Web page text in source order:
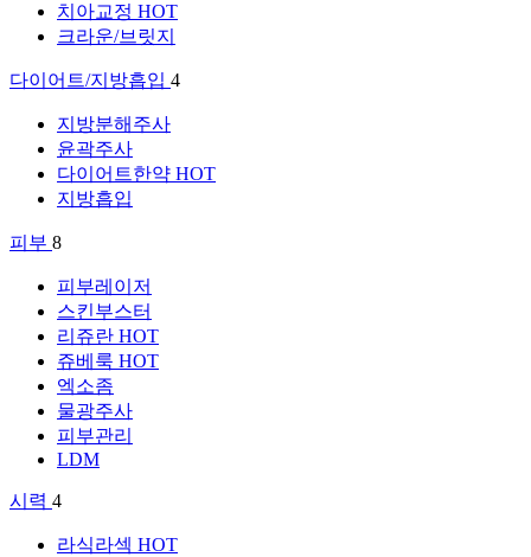
치아교정 HOT
크라운/브릿지
다이어트/지방흡입 4
지방분해주사
윤곽주사
다이어트한약 HOT
지방흡입
피부 8
피부레이저
스킨부스터
리쥬란 HOT
쥬베룩 HOT
엑소좀
물광주사
피부관리
LDM
시력 4
라식라섹 HOT